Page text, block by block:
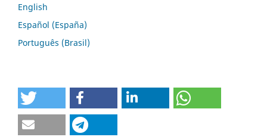
English
Español (España)
Português (Brasil)